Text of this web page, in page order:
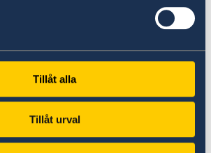
Tillåt alla
Tillåt urval
eller graviditetsintyg.
SKV 7750(Anmälan om
och signerad av båda
vigselbevis